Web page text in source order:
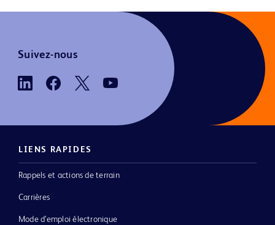
Suivez-nous
LIENS RAPIDES
Rappels et actions de terrain
Carrières
Mode d’emploi électronique